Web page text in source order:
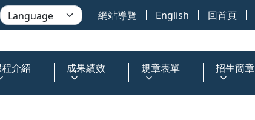
網站導覽 English 回首頁
介紹 成果績效 規章表單 招生簡章